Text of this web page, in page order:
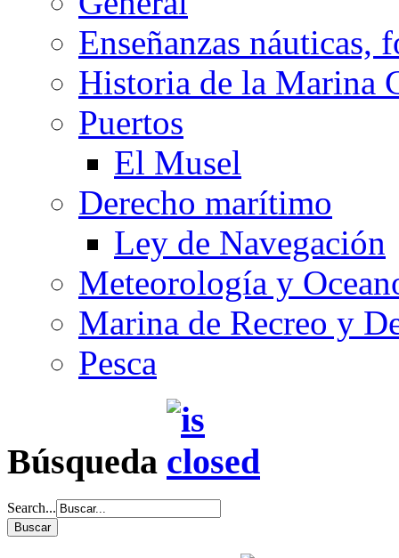
Enseñanzas náuticas,
Historia de la Marina
Puertos
El Musel
Derecho marítimo
Ley de Navegación
Meteorología y
Marina de Recreo y
Pesca
Búsqueda
Search...